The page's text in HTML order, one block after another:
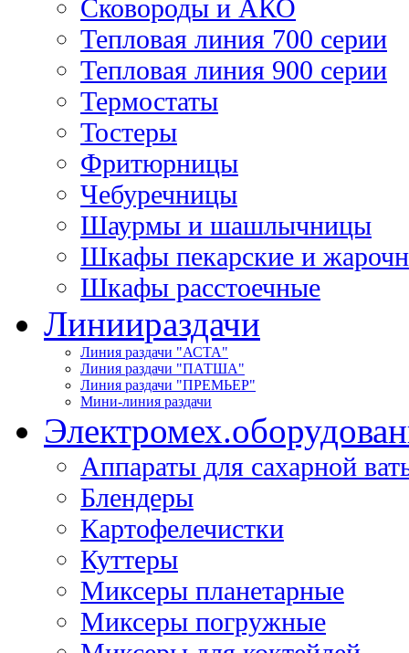
Сковороды и АКО
Тепловая линия 700 серии
Тепловая линия 900 серии
Термостаты
Тостеры
Фритюрницы
Чебуречницы
Шаурмы и шашлычницы
Шкафы пекарские и
Шкафы расстоечные
Линиираздачи
Линия раздачи "АСТА"
Линия раздачи "ПАТША"
Линия раздачи "ПРЕМЬЕР"
Мини-линия раздачи
Электромех.
Аппараты для сахарной
Блендеры
Картофелечистки
Куттеры
Миксеры планетарные
Миксеры погружные